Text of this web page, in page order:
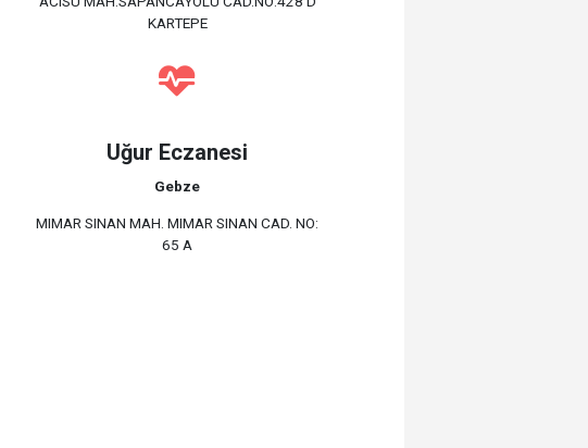
KARTEPE
Uğur Eczanesi
Gebze
MIMAR SINAN MAH. MIMAR SINAN CAD. NO:
65 A